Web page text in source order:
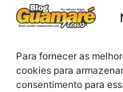
Para fornecer as
cookies para
consentimento para